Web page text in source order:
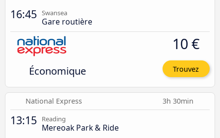
16:45 Swansea
Gare routière
Économique
10 €
Trouvez
National Express 3h 30min
13:15 Reading
Mereoak Park & Ride